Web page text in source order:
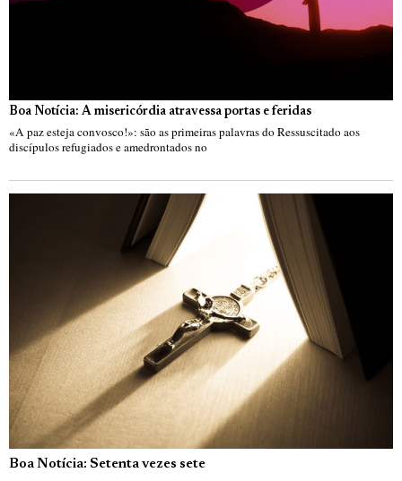
Boa Notícia: A misericórdia atravessa portas e feridas
«A paz esteja convosco!»: são as primeiras palavras do Ressuscitado aos
discípulos refugiados e amedrontados no
Boa Notícia: Setenta vezes sete